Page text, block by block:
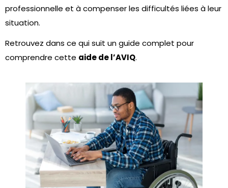
professionnelle et à compenser les difficultés liées à leur
situation.
Retrouvez dans ce qui suit un guide complet pour
comprendre cette aide de l’AVIQ.